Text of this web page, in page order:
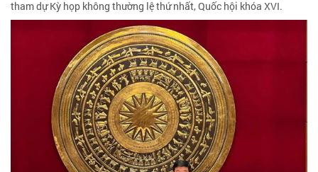
tham dự Kỳ họp không thường lệ thứ nhất, Quốc hội khóa XVI.